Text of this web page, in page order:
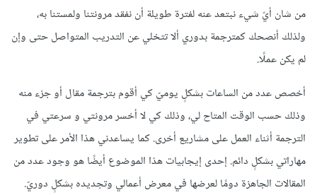
من شان أيّ شيء نبتعد عنه لفترة طويلة أن نفقد مرونتنا ولمستنا به،
ولذلك أنصحك كمترجمة بدوري ألا تتخلي عن التدريب المتواصل حتى وإن
لم يكن عملًا.
أخصص عدد من الساعات بشكلٍ يوميّ كي أقوم بترجمة مقال أو جزء منه
وذلك حسب الوقت المتاح لي، وذلك كي لا أخسر مرونتي و سرعتي في
الترجمة أثناء العمل على مشاريع أخرى. كما يساعدني هذا الأمر على تطوير
مهاراتي بشكلٍ دائم. إحدى إيجابيات هذا الموضوع أيضًا هو وجود عدد من
المقالات الجاهزة دومًا لعرضها في معرض أعمالي وتجديده بشكلٍ دوريّ.